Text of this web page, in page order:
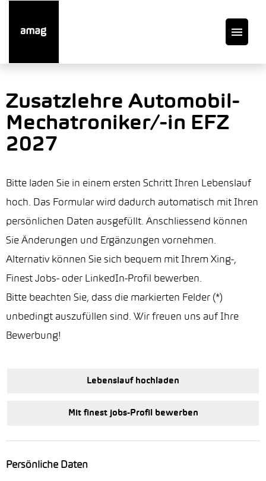
Offene Stellen
Garage suchen
Zusatzlehre Automobil-
Mechatroniker/-in EFZ
2027
Bitte laden Sie in einem ersten Schritt Ihren Lebenslauf
hoch. Das Formular wird dadurch automatisch mit Ihren
persönlichen Daten ausgefüllt. Anschliessend können
Sie Änderungen und Ergänzungen vornehmen.
Alternativ können Sie sich bequem mit Ihrem Xing-,
Finest Jobs- oder LinkedIn-Profil bewerben.
Bitte beachten Sie, dass die markierten Felder (*)
unbedingt auszufüllen sind. Wir freuen uns auf Ihre
Bewerbung!
Lebenslauf hochladen
Mit finest jobs-Profil bewerben
Persönliche Daten